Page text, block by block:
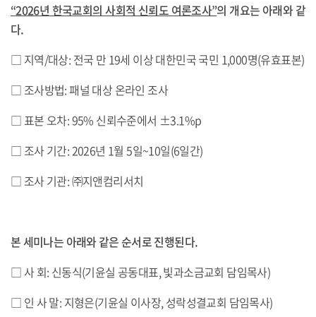
“2026년 한국교회의 사회적 신뢰도 여론조사”의 개요는 아래와 같
다.
□ 지역/대상: 전국 만 19세 이상 대한민국 국민 1,000명(유효표본)
□ 조사방법: 패널 대상 온라인 조사
□ 표본 오차: 95% 신뢰수준에서 ±3.1%p
□ 조사 기간: 2026년 1월 5일~10일(6일간)
□ 조사 기관: ㈜지앤컴리서치
본 세미나는 아래와 같은 순서로 진행된다.
□ 사 회: 신동식(기윤실 공동대표, 빛과소금교회 담임목사)
□ 인 사 말: 지형은(기윤실 이사장, 성락성결교회 담임목사)